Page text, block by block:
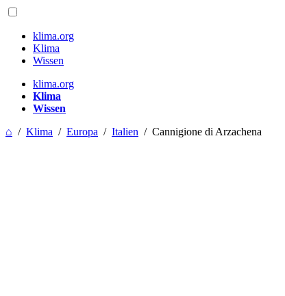
klima.org
Klima
Wissen
klima.org
Klima
Wissen
⌂ / Klima / Europa / Italien / Cannigione di Arzachena